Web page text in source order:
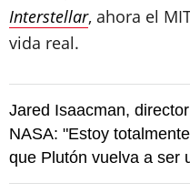
Interstellar, ahora el
vida real.
Jared Isaacman,
NASA: "Estoy
que Plutón vuelva a ser